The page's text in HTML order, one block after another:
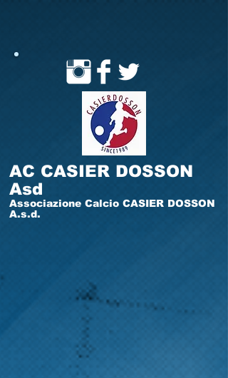
AC CASIER DOSSON
Asd
Associazione Calcio CASIER DOSSON
A.s.d.